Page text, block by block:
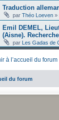
Traduction
par Théo Loeven »
Emil DEMEL,
(Aisne).
par Les Gadas de
à l’accueil du forum
du forum